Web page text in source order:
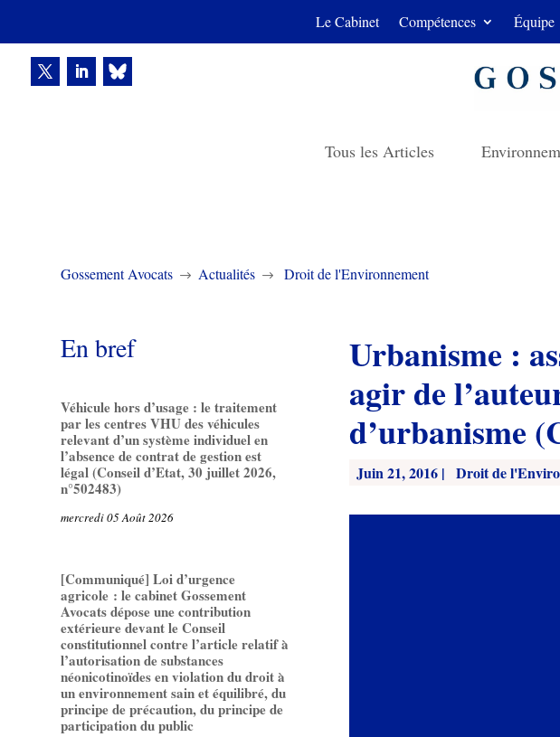
Le Cabinet Compétences Équipe
Tous les Articles
Gossement Avocats $ Actualités $ Droit de l'Environnement
En bref
Véhicule hors d’usage : le traitement
par les centres VHU des véhicules
relevant d’un système individuel en
l’absence de contrat de gestion est
légal (Conseil d’Etat, 30 juillet 2026,
n°502483)
mercredi 05 Août 2026
[Communiqué] Loi d’urgence
agricole : le cabinet Gossement
Avocats dépose une contribution
extérieure devant le Conseil
constitutionnel contre l’article relatif à
l’autorisation de substances
néonicotinoïdes en violation du droit à
un environnement sain et équilibré, du
principe de précaution, du principe de
participation du public
Urbanisme : assouplissement de la preuve de l’intérêt à
agir de
d’urbanisme
Juin 21, 2016 | Droit de